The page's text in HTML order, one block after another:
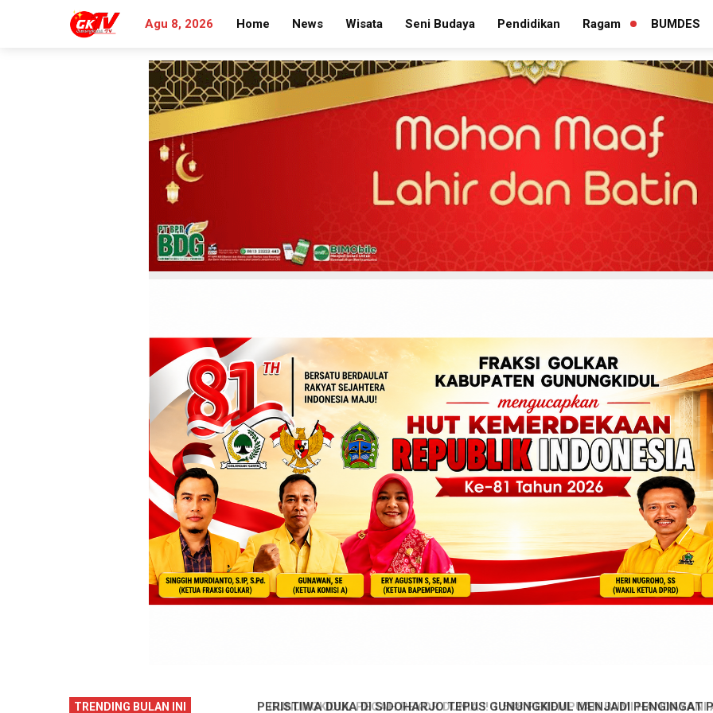
Agu 8, 2026 Home News Wisata Seni Budaya Pendidikan Ragam
PERLUAS
BUMDES
TRENDING BULAN INI
ANTARKAN SENAM PENTHUL
PERISTIWA DUKA DI SIDOHARJO TEPUS GUNUNGKIDUL MENJADI PENGINGAT